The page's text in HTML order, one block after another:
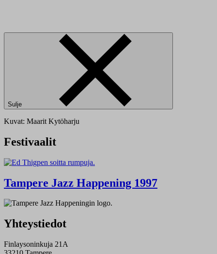
Sulje
Kuvat: Maarit Kytöharju
Festivaalit
Tampere Jazz Happening 1997
Yhteystiedot
Finlaysoninkuja 21A